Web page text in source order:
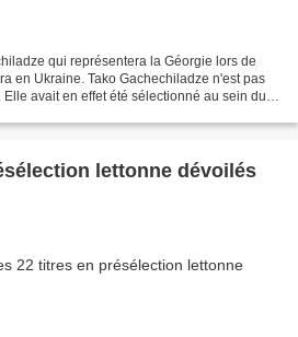
qui représentera la Géorgie lors de
en Ukraine. Tako Gachechiladze n'est pas
avait en effet été sélectionné au sein du
lettonne dévoilés